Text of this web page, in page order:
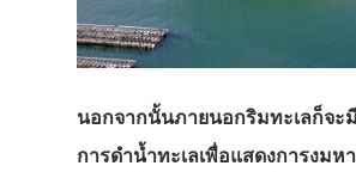
นอกจากนั้นภายนอกริมทะเลก็จะ
การดำน้ำทะเลเพื่อแสดงการงมห